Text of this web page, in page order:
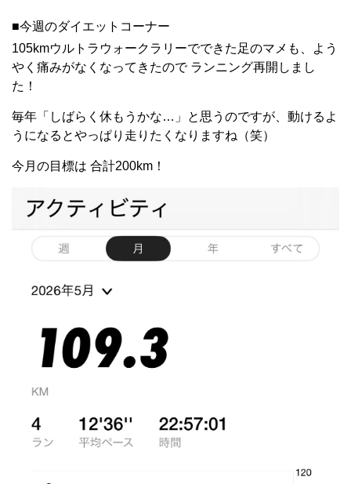
■今週のダイエットコーナー
105kmウルトラウォークラリーでできた足のマメも、よう
やく痛みがなくなってきたので ランニング再開しまし
た！
毎年「しばらく休もうかな…」と思うのですが、動けるよ
うになるとやっぱり走りたくなりますね（笑）
今月の目標は 合計200km！